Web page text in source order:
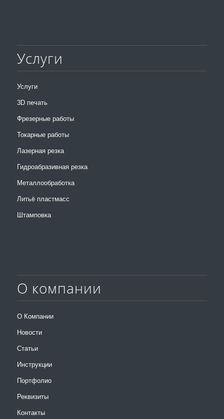
Услуги
Услуги
3D печать
Фрезерные работы
Токарные работы
Лазерная резка
Гидроабразивная резка
Металлообработка
Литьё пластмасс
Штамповка
О компании
О Компании
Новости
Статьи
Инструкции
Портфолио
Реквизиты
Контакты